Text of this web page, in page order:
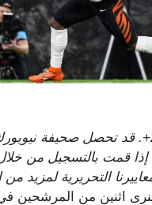
محتوى القمار 21+. قد تحصل صحيفة
إذا قمت بالتسجيل من
التحريرية لمزيد
اثنين من المرشحين